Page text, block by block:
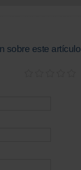
sobre este artículo